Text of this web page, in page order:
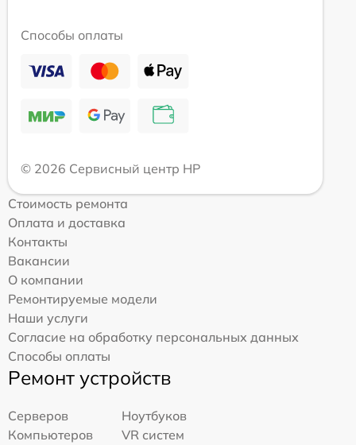
Способы оплаты
© 2026 Сервисный центр HP
Стоимость ремонта
Оплата и доставка
Контакты
Вакансии
О компании
Ремонтируемые модели
Наши услуги
Согласие на обработку персональных данных
Способы оплаты
Ремонт устройств
Серверов
Ноутбуков
Компьютеров
VR систем